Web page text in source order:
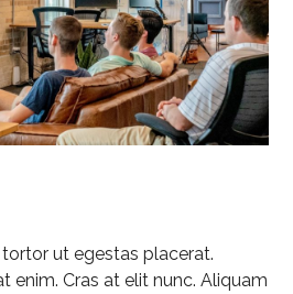
ut egestas placerat.
enim. Cras at elit nunc. Aliquam